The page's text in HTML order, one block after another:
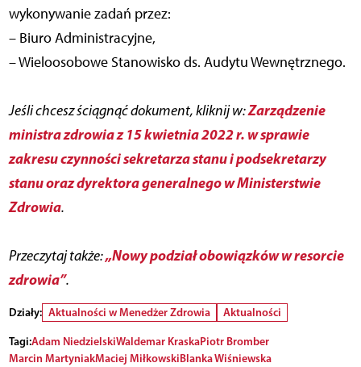
wykonywanie zadań przez:
– Biuro Administracyjne,
– Wieloosobowe Stanowisko ds. Audytu Wewnętrznego.
Jeśli chcesz ściągnąć dokument, kliknij w:Zarządzenie
ministra zdrowia z 15 kwietnia 2022 r. w sprawie
zakresu czynności sekretarza stanu i podsekretarzy
stanu oraz dyrektora generalnego w Ministerstwie
Zdrowia.
Przeczytaj także:„Nowy podział obowiązków w resorcie
zdrowia”.
Działy: Aktualności w Menedżer Zdrowia
Aktualności
Tagi:Adam NiedzielskiWaldemar KraskaPiotr Bromber
Marcin MartyniakMaciej MiłkowskiBlanka Wiśniewska